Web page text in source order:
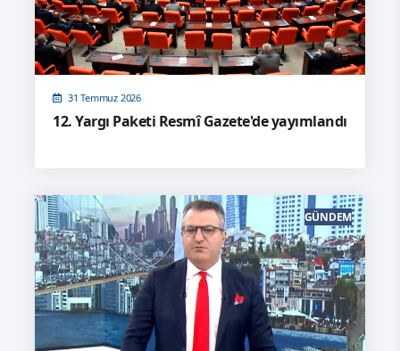
31 Temmuz 2026
12. Yargı Paketi Resmî Gazete'de yayımlandı
GÜNDEM